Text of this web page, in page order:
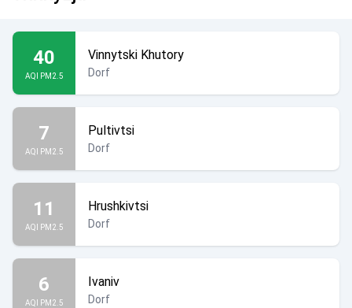
40
AQI PM2.5
Vinnytski Khutory
Dorf
7
AQI PM2.5
Pultivtsi
Dorf
11
AQI PM2.5
Hrushkivtsi
Dorf
6
AQI PM2.5
Ivaniv
Dorf